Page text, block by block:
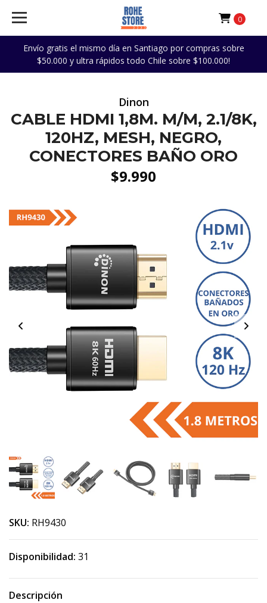
Envío gratis el mismo día en Santiago por compras sobre
$50.000 y ultra rápidos todo Chile sobre $100.000!
0
Dinon
CABLE HDMI 1,8M. M/M, 2.1/8K,
120HZ, MESH, NEGRO,
CONECTORES BAÑO ORO
$9.990
SKU: RH9430
Disponibilidad: 31
Descripción